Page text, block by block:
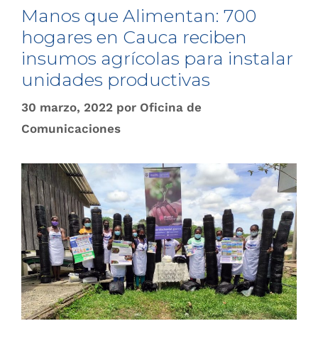
Manos que Alimentan: 700
hogares en Cauca reciben
insumos agrícolas para instalar
unidades productivas
30 marzo, 2022 por Oficina de
Comunicaciones